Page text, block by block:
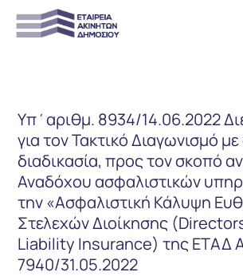
Υπ΄αριθμ. 8934/14.06.2022
για τον Τακτικό Διαγωνισμό
διαδικασία, προς τον σκοπό
Αναδόχου ασφαλιστικών
την «Ασφαλιστική Κάλυψη
Στελεχών Διοίκησης
Liability Insurance) της ΕΤΑΔ
7940/31.05.2022